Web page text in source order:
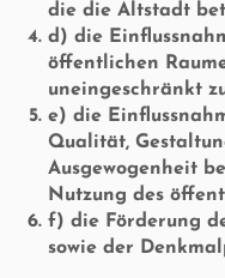
die die Altstadt
d) die
öffentlichen
uneingeschränkt
e) die
Qualität,
Ausgewogenheit
Nutzung des
f) die Förderung
sowie der